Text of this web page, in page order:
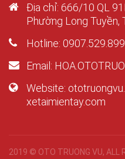
Địa chỉ: 666/10 QL
Phường Long Tuyền,
Hotline:
Email:
Website:
xetaimientay.com
2019 © OTO TRUONG VU, ALL